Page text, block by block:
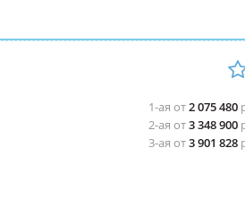
1-ая от2 075 480
2-ая от3 348 900
3-ая от3 901 828